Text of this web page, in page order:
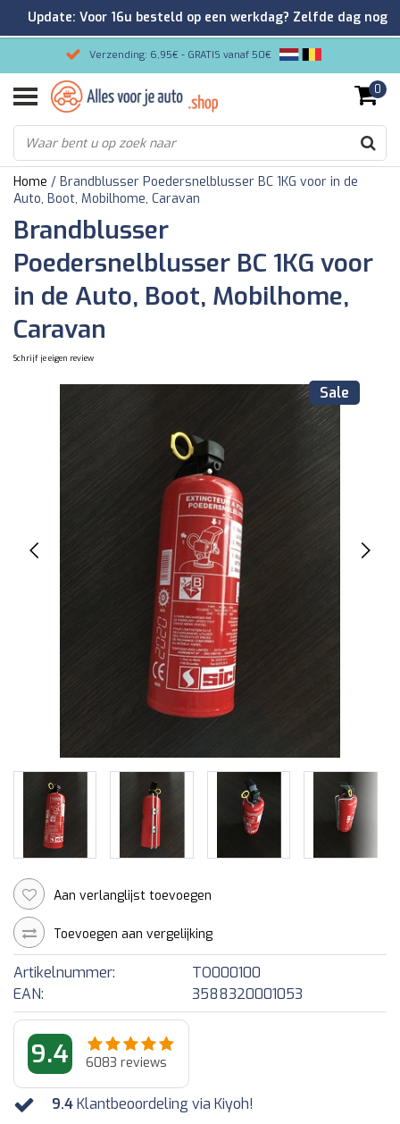
Verzending: 6,95€ - GRATIS vanaf 50€
Gemakkelijk bestellen/Veilig betalen
9.2/10 Klantenrating via Kiyoh!
0
Home / Brandblusser Poedersnelblusser BC 1KG voor in de
Auto, Boot, Mobilhome, Caravan
Brandblusser
Poedersnelblusser BC 1KG voor
in de Auto, Boot, Mobilhome,
Caravan
Schrijf je eigen review
Sale
Aan verlanglijst toevoegen
Toevoegen aan vergelijking
Artikelnummer:
TO000100
EAN:
3588320001053
9.4 6083 reviews
9.4Klantbeoordeling via Kiyoh!
Update: Voor 16u besteld op een werkdag? Zelfde dag nog
verzonden!